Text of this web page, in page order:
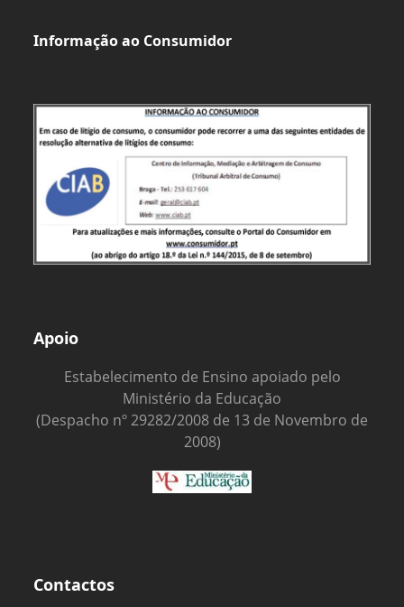
Informação ao Consumidor
Apoio
Estabelecimento de Ensino apoiado pelo
Ministério da Educação
(Despacho nº 29282/2008 de 13 de Novembro de
2008)
Contactos